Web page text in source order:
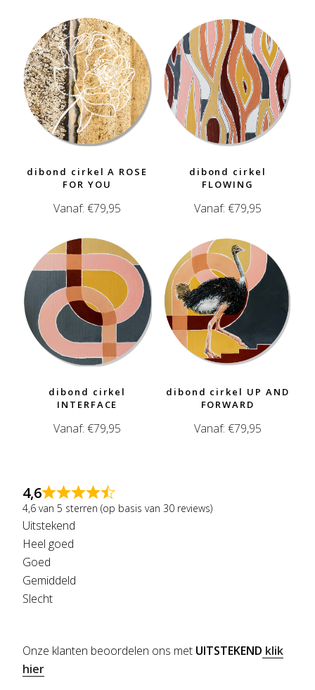
dibond cirkel A ROSE
FOR YOU
Vanaf:€79,95
dibond cirkel
FLOWING
Vanaf: €79,95
dibond cirkel
INTERFACE
Vanaf:€79,95
dibond cirkel UP AND
FORWARD
Vanaf: €79,95
4,6
4,6 van 5 sterren (op basis van 30 reviews)
Uitstekend
Heel goed
Goed
Gemiddeld
Slecht
Onze klanten beoordelen ons met UITSTEKEND klik
hier